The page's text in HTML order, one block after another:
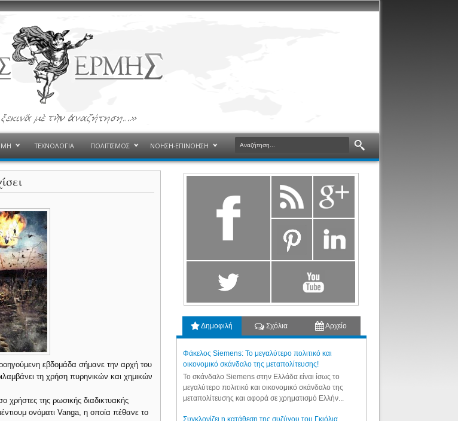
ΤΕΧΝΟΛΟΓΙΑ ΠΟΛΙΤΙΣΜΟΣ ΝΟΗΣΗ-ΕΠΙΝΟΗΣΗ
εβδομάδα σήμανε την αρχή του
τη χρήση πυρηνικών και χημικών
της ρωσικής διαδικτυακής
ονόματι Vanga, η οποία πέθανε το
Δημοφιλή Σχόλια Αρχείο
Φάκελος Siemens: Το μεγαλύτερο πολιτικό και
οικονομικό σκάνδαλο της μεταπολίτευσης!
Το σκάνδαλο Siemens στην Ελλάδα είναι ίσως το
μεγαλύτερο πολιτικό και οικονομικό σκάνδαλο της
μεταπολίτευσης και αφορά σε χρηματισμό Ελλήν...
Συγκλονίζει η κατάθεση της συζύγου του Γκιόλια